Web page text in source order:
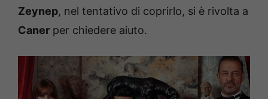
Zeynep, nel tentativo di coprirlo, si è rivolta a
Caner per chiedere aiuto.